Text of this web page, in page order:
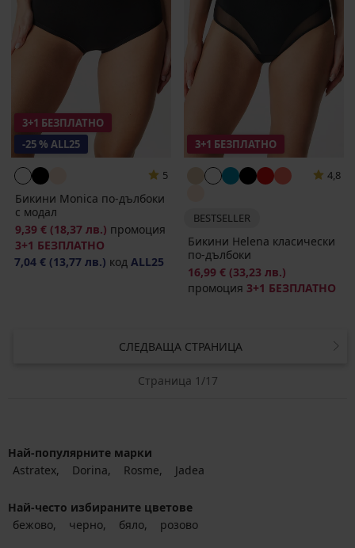
3+1 БЕЗПЛАТНО
-25 % ALL25
5
Бикини Monica по-дълбоки
с модал
9,39 € (18,37 лв.) промоция
3+1 БЕЗПЛАТНО
7,04 € (13,77 лв.) код ALL25
3+1 БЕЗПЛАТНО
4,8
BESTSELLER
Бикини Helena класически
по-дълбоки
16,99 € (33,23 лв.)
промоция 3+1 БЕЗПЛАТНО
СЛЕДВАЩА СТРАНИЦА
Страница 1/17
Най-популярните марки
Astratex
Dorina Rosme Jadea
Най-често избираните цветове
бежово
черно бяло розово